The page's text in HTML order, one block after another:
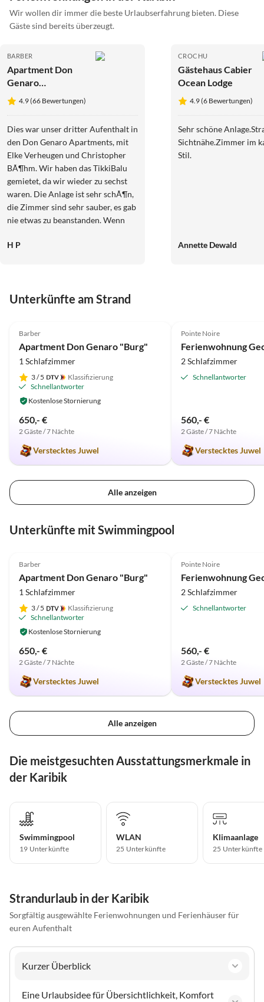
Wir wollen dir immer die beste Urlaubserfahrung bieten. Diese
Gäste sind bereits überzeugt.
BARBER
Apartment Don
Genaro
Apartment "M"
4.9 (66 Bewertungen)
Dies war unser dritter Aufenthalt in
den Don Genaro Apartments, mit
Elke Verheugen und Christopher
BÃ¶hm. Wir haben das TikkiBalu
gemietet, da wir wieder zu sechst
waren. Die Anlage ist sehr schÃ¶n,
die Zimmer sind sehr sauber, es gab
nie etwas zu beanstanden. Wenn
gab es immer eine Kontaktperson,
Manuela Potzmann
H P
CROCHU
Gästehaus Cabier
Ocean Lodge
4.9 (6 Bewertungen)
Sehr schöne
Sichtnähe.Zimmer im
Stil.
Annette Dewald
Unterkünfte am Strand
Barber
Apartment Don Genaro "Burg"
1 Schlafzimmer
3/ 5
Klassifizierung
Schnellantworter
Kostenlose Stornierung
650,- €
2 Gäste / 7 Nächte
Verstecktes Juwel
Pointe Noire
Ferienwohnung
2 Schlafzimmer
Schnellantworter
560,- €
2 Gäste / 7 Nächte
Verstecktes Juwel
Alle anzeigen
Unterkünfte mit Swimmingpool
Barber
Apartment Don Genaro "Burg"
1 Schlafzimmer
3/ 5
Klassifizierung
Schnellantworter
Kostenlose Stornierung
650,- €
2 Gäste / 7 Nächte
Verstecktes Juwel
Pointe Noire
Ferienwohnung
2 Schlafzimmer
Schnellantworter
560,- €
2 Gäste / 7 Nächte
Verstecktes Juwel
Alle anzeigen
Die meistgesuchten Ausstattungsmerkmale in
der Karibik
Swimmingpool
19 Unterkünfte
WLAN
25 Unterkünfte
Klimaanlage
25 Unterkünfte
Strandurlaub in der Karibik
Sorgfältig ausgewählte Ferienwohnungen und Ferienhäuser für
euren Aufenthalt
Kurzer Überblick
Eine Urlaubsidee für Übersichtlichkeit, Komfort